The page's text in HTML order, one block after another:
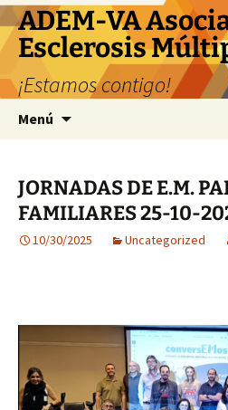
ADEM-VA
Esclerosis
¡Estamos contigo!
Menú
JORNADAS DE E.M.
FAMILIARES 25-10-
10/30/2025 Uncategorized